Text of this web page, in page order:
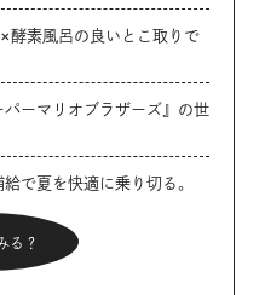
酵素風呂の良いとこ取りで
ーマリオブラザーズ』の世
で夏を快適に乗り切る。
る？